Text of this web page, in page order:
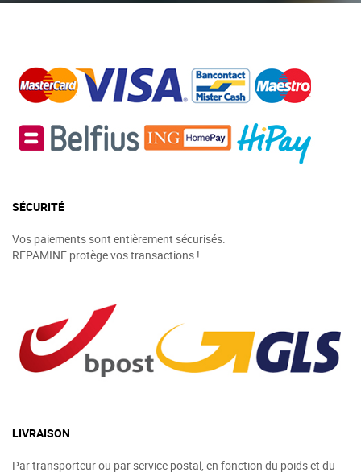
SÉCURITÉ
Vos paiements sont entièrement sécurisés.
REPAMINE protège vos transactions !
LIVRAISON
Par transporteur ou par service postal, en fonction du poids et du